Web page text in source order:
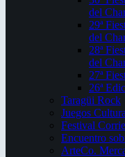
del
29ª
del
28ª
del
27ª
26ª
Taragüi Rock
Juegos
Festival
Encuentro
ArteCo.